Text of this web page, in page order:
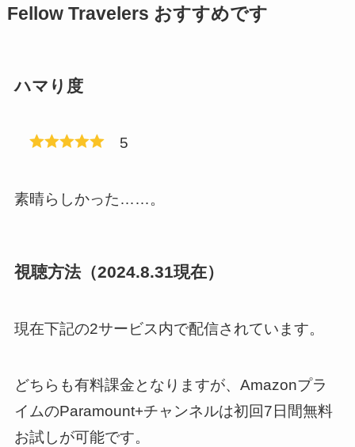
Fellow Travelers おすすめです
ハマり度
5
素晴らしかった……。
視聴方法（2024.8.31現在）
現在下記の2サービス内で配信されています。
どちらも有料課金となりますが、Amazonプラ
イムのParamount+チャンネルは初回7日間無料
お試しが可能です。